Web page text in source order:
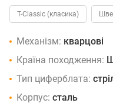
T-Classic (класика)
Механізм: кварцові
Країна походження:
Тип циферблата:
Корпус: сталь